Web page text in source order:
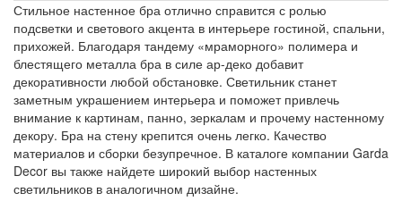
Стильное настенное бра отлично справится с ролью
подсветки и светового акцента в интерьере гостиной, спальни,
прихожей. Благодаря тандему «мраморного» полимера и
блестящего металла бра в силе ар-деко добавит
декоративности любой обстановке. Светильник станет
заметным украшением интерьера и поможет привлечь
внимание к картинам, панно, зеркалам и прочему настенному
декору. Бра на стену крепится очень легко. Качество
материалов и сборки безупречное. В каталоге компании Garda
Decor вы также найдете широкий выбор настенных
светильников в аналогичном дизайне.